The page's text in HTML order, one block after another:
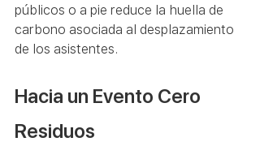
públicos o a pie reduce la huella de
carbono asociada al desplazamiento
de los asistentes.
Hacia un Evento Cero
Residuos